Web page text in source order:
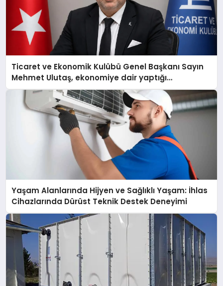
Ticaret ve Ekonomik Kulübü Genel Başkanı Sayın
Mehmet Ulutaş, ekonomiye dair yaptığı
açıklamada şunları kaydetti:
Yaşam Alanlarında Hijyen ve Sağlıklı Yaşam: İhlas
Cihazlarında Dürüst Teknik Destek Deneyimi